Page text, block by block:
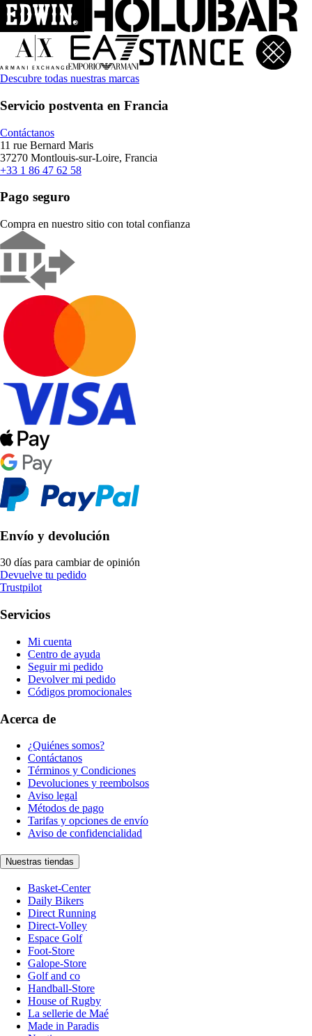
Descubre todas nuestras marcas
Servicio postventa en Francia
Contáctanos
11 rue Bernard Maris
37270 Montlouis-sur-Loire, Francia
+33 1 86 47 62 58
Pago seguro
Compra en nuestro sitio con total confianza
Envío y devolución
30 días para cambiar de opinión
Devuelve tu pedido
Trustpilot
Servicios
Mi cuenta
Centro de ayuda
Seguir mi pedido
Devolver mi pedido
Códigos promocionales
Acerca de
¿Quiénes somos?
Contáctanos
Términos y Condiciones
Devoluciones y reembolsos
Aviso legal
Métodos de pago
Tarifas y opciones de envío
Aviso de confidencialidad
Nuestras tiendas
Basket-Center
Daily Bikers
Direct Running
Direct-Volley
Espace Golf
Foot-Store
Galope-Store
Golf and co
Handball-Store
House of Rugby
La sellerie de Maé
Made in Paradis